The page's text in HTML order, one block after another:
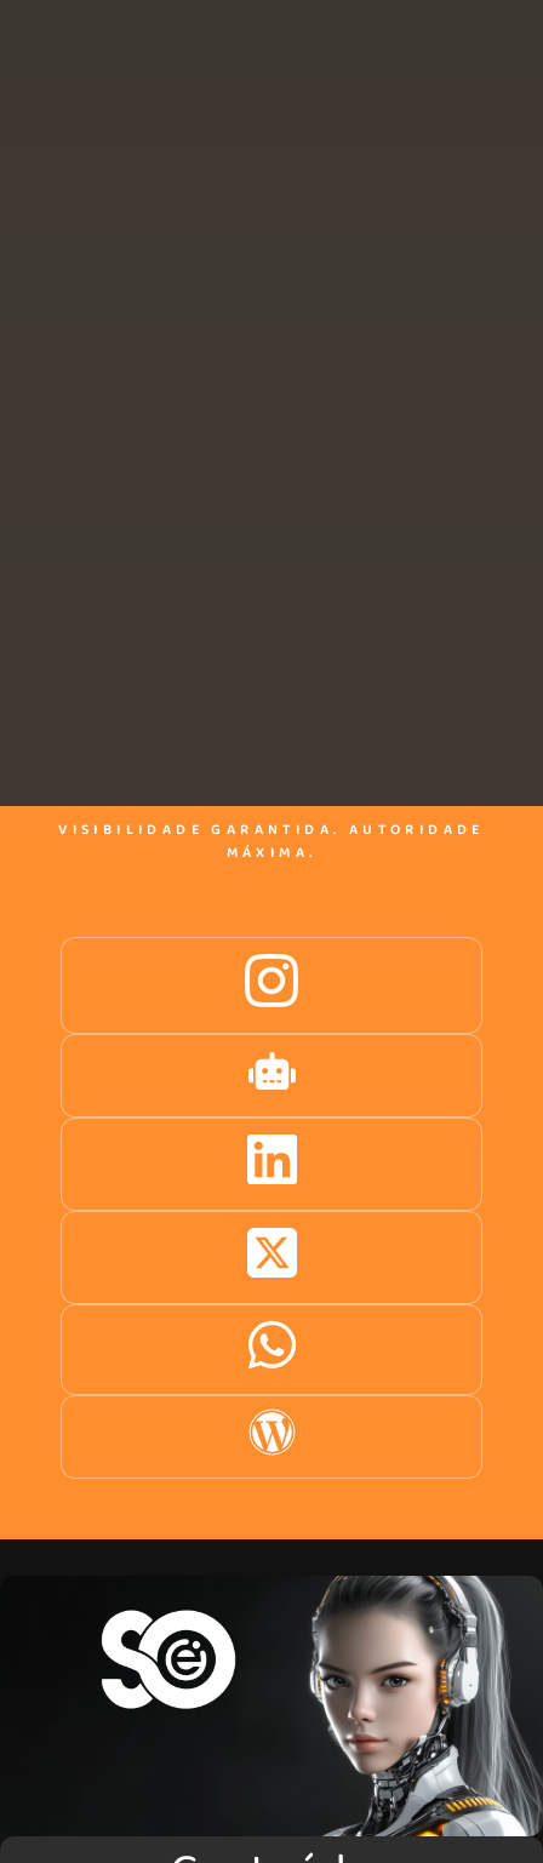
VISIBILIDADE GARANTIDA. AUTORIDADE
MÁXIMA.